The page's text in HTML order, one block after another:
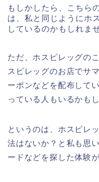
もしかしたら、こちら
は、私と同じようにホ
しているのかもしれま
ただ、ホスピレッグの
スピレッグのお店でサ
ーポンなどを配布して
っている人もいるかも
というのは、ホスピレ
法はないか？と私も思
ードなどを探した体験